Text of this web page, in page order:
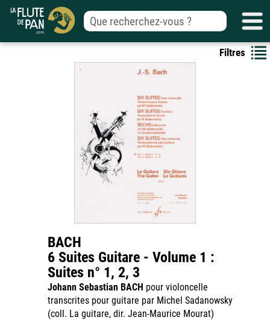
Filtres
BACH
6 Suites Guitare - Volume 1 :
Suites n° 1, 2, 3
Johann Sebastian BACH pour violoncelle
transcrites pour guitare par Michel Sadanowsky
(coll. La guitare, dir. Jean-Maurice Mourat)